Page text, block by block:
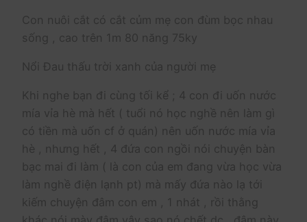
Con nuôi cắt có cắt củm mẹ con đùm bọc nhau
sống , cao trên 1m 80 năng 75ky
Nổi Đau thấu trời xanh của người mẹ
Khi nghe bạn đi cùng tối kể ; 4 con đi uốn nước
mía vỉa hè mà hết ( tuổi nó học nghề nên làm gì
có tiền mà uốn cf ở quán) nên uốn nước mía vỉa
hè , nhưng hết , 4 đứa con ngồi nói chuyện bàn
bạc mai đi làm ( là con của em đang vừa học vừa
làm nghề điện lạnh pt) mà mấy đứa nào lạ tới
kiếm chuyện đâm con em , 1 nhát , rồi thằng